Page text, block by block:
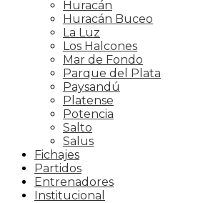
Huracán
Huracán Buceo
La Luz
Los Halcones
Mar de Fondo
Parque del Plata
Paysandú
Platense
Potencia
Salto
Salus
Fichajes
Partidos
Entrenadores
Institucional